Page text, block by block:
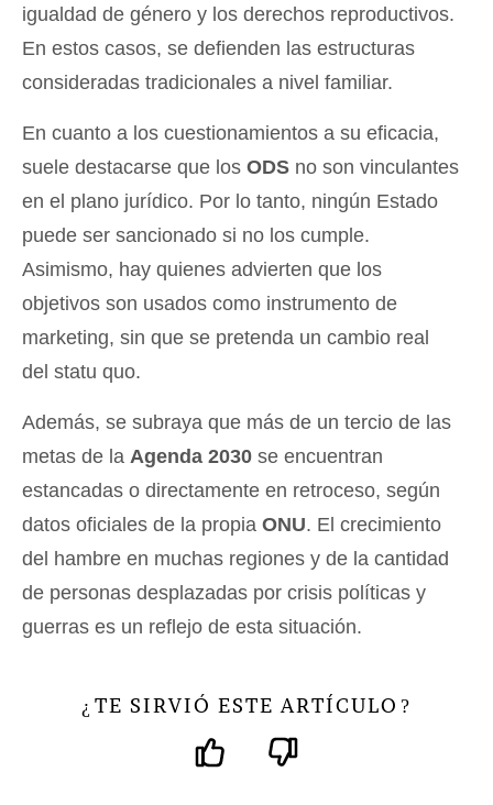
igualdad de género y los derechos reproductivos.
En estos casos, se defienden las estructuras
consideradas tradicionales a nivel familiar.
En cuanto a los cuestionamientos a su eficacia,
suele destacarse que los ODS no son vinculantes
en el plano jurídico. Por lo tanto, ningún Estado
puede ser sancionado si no los cumple.
Asimismo, hay quienes advierten que los
objetivos son usados como instrumento de
marketing, sin que se pretenda un cambio real
del statu quo.
Además, se subraya que más de un tercio de las
metas de la Agenda 2030 se encuentran
estancadas o directamente en retroceso, según
datos oficiales de la propia ONU. El crecimiento
del hambre en muchas regiones y de la cantidad
de personas desplazadas por crisis políticas y
guerras es un reflejo de esta situación.
¿ TE SIRVIÓ ESTE ARTÍCULO ?